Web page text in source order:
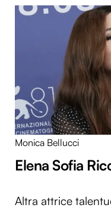
Monica Bellucci
Elena Sofia
Altra attrice